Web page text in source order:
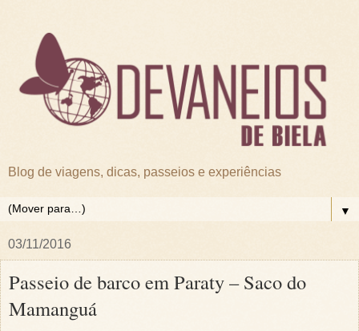
Blog de viagens, dicas, passeios e experiências
▼
03/11/2016
Passeio de barco em Paraty – Saco do
Mamanguá